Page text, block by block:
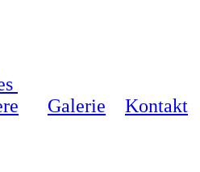
Galerie Kontakt